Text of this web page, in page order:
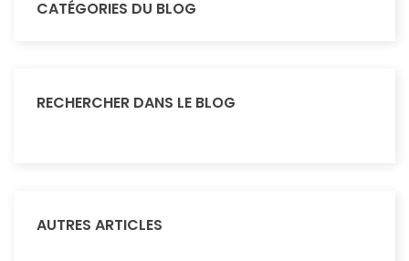
CATÉGORIES DU BLOG
RECHERCHER DANS LE BLOG
AUTRES ARTICLES